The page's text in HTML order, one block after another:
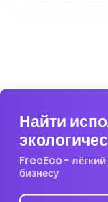
Найти
FreeEco -
бизнесу